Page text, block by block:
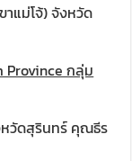
าแม่โจ้) จังหวัด
Province กลุ่ม
หวัดสุรินทร์ คุณธีร